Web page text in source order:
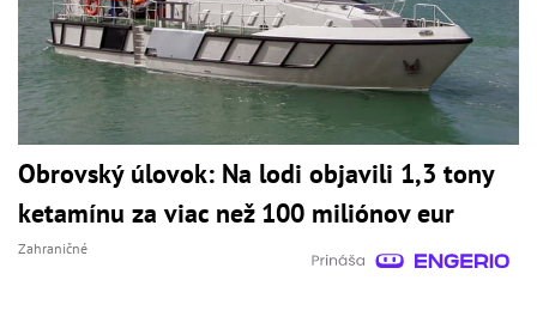
Obrovský úlovok: Na lodi objavili 1,3 tony
ketamínu za viac než 100 miliónov eur
Zahraničné